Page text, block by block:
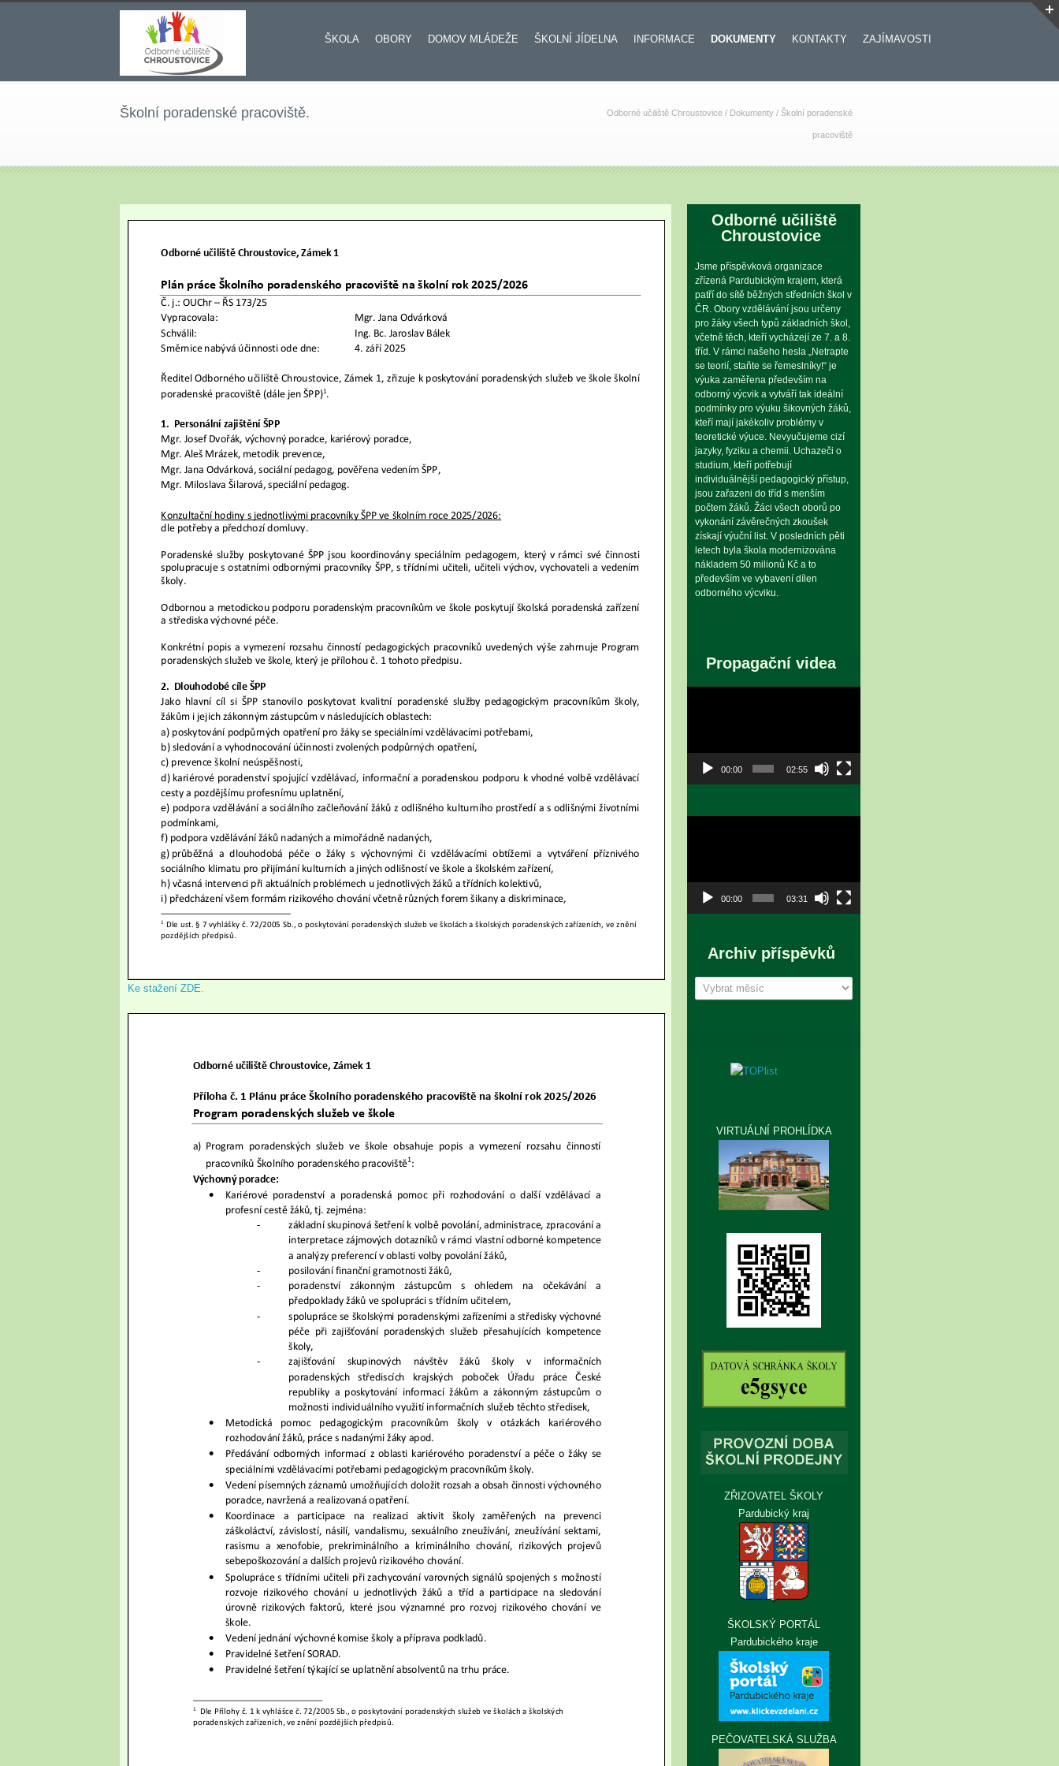
ŠKOLA OBORY DOMOV MLÁDEŽE ŠKOLNÍ JÍDELNA INFORMACE DOKUMENTY KONTAKTY ZAJÍMAVOSTI
Školní poradenské pracoviště. Odborné učiliště Chroustovice / Dokumenty / Školní poradenské
pracoviště
Ke stažení ZDE.
Odborné učiliště
Chroustovice
Jsme příspěvková organizace
zřízená Pardubickým krajem, která
patří do sítě běžných středních škol v
ČR. Obory vzdělávání jsou určeny
pro žáky všech typů základních škol,
včetně těch, kteří vycházejí ze 7. a 8.
tříd. V rámci našeho hesla „Netrapte
se teorií, staňte se řemeslníky!“ je
výuka zaměřena především na
odborný výcvik a vytváří tak ideální
podmínky pro výuku šikovných žáků,
kteří mají jakékoliv problémy v
teoretické výuce. Nevyučujeme cizí
jazyky, fyziku a chemii. Uchazeči o
studium, kteří potřebují
individuálnější pedagogický přístup,
jsou zařazeni do tříd s menším
počtem žáků. Žáci všech oborů po
vykonání závěrečných zkoušek
získají výuční list. V posledních pěti
letech byla škola modernizována
nákladem 50 milionů Kč a to
především ve vybavení dílen
odborného výcviku.
Propagační videa
00:00 02:55
00:00 03:31
Archiv příspěvků
Archiv
příspěvků
VIRTUÁLNÍ PROHLÍDKA
ZŘIZOVATEL ŠKOLY
Pardubický kraj
ŠKOLSKÝ PORTÁL
Pardubického kraje
PEČOVATELSKÁ SLUŽBA